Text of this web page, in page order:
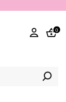
0